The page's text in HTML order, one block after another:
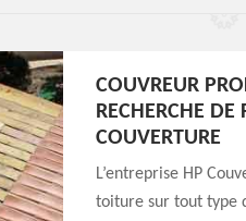
COUVREUR
RECHERCHE DE
COUVERTURE
L’entreprise HP
toiture sur tout type